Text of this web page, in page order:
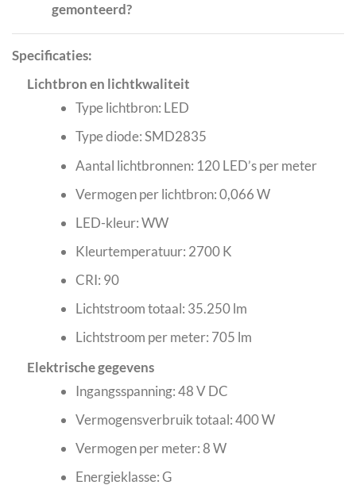
gemonteerd?
Specificaties:
Lichtbron en lichtkwaliteit
Type lichtbron: LED
Type diode: SMD2835
Aantal lichtbronnen: 120 LED’s per meter
Vermogen per lichtbron: 0,066 W
LED-kleur: WW
Kleurtemperatuur: 2700 K
CRI: 90
Lichtstroom totaal: 35.250 lm
Lichtstroom per meter: 705 lm
Elektrische gegevens
Ingangsspanning: 48 V DC
Vermogensverbruik totaal: 400 W
Vermogen per meter: 8 W
Energieklasse: G